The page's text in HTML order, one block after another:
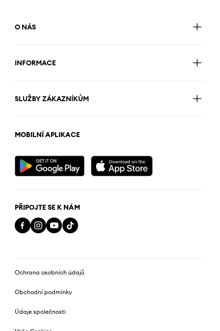
O NÁS
INFORMACE
SLUŽBY ZÁKAZNÍKŮM
MOBILNÍ APLIKACE
PŘIPOJTE SE K NÁM
Ochrana osobních údajů
Obchodní podmínky
Údaje společnosti